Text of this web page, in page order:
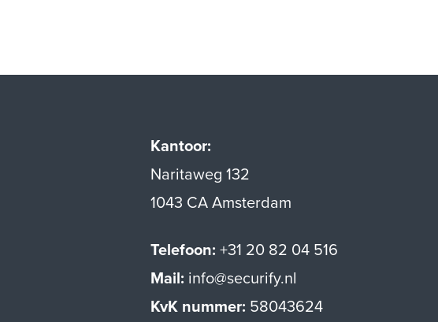
Kantoor:
Naritaweg 132
1043 CA Amsterdam
Telefoon: +31 20 82 04 516
Mail: info@securify.nl
KvK nummer: 58043624